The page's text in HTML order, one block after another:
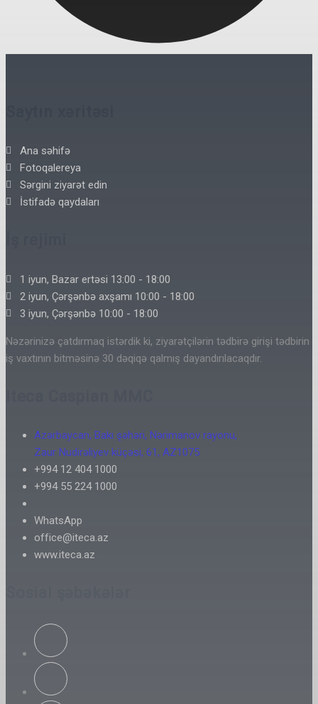
Ana səhifə
Fotoqalereya
Sərgini ziyarət edin
İstifadə qaydaları
1 iyun, Bazar ertəsi 13:00 - 18:00
2 iyun, Çərşənbə axşamı 10:00 - 18:00
3 iyun, Çərşənbə 10:00 - 18:00
Nəzərinizə çatdırmaq istərdik ki, ziyarətçilərin tədbirə girişi tədbirin
iş vaxtının bitməsinə 30 dəqiqə qalmış dayandırılacaqdır.
Azərbaycan, Bakı şəhəri, Nərimanov rayonu,
Zaur Nudirəliyev küçəsi, 61, AZ1075
+994 12 404 1000
+994 55 224 1000
WhatsApp
office@iteca.az
www.iteca.az